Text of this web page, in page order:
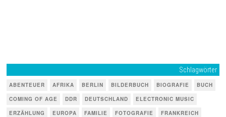
Schlagwörter
ABENTEUER AFRIKA BERLIN BILDERBUCH BIOGRAFIE
BUCH
COMING OF AGE
DDR DEUTSCHLAND
ELECTRONIC MUSIC
ERZÄHLUNG
EUROPA FAMILIE FOTOGRAFIE
FRANKREICH